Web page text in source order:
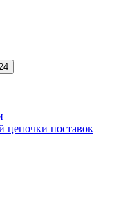
цепочки поставок